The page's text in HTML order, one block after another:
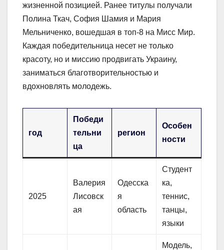
жизненной позицией. Ранее титулы получали
Полина Ткач, София Шамия и Мария
Мельниченко, вошедшая в топ-8 на Мисс Мир.
Каждая победительница несет не только
красоту, но и миссию продвигать Украину,
заниматься благотворительностью и
вдохновлять молодежь.
год
Победи
тельни
ца
регион
Особен
ности
2025
Валерия
Лисовск
ая
Одесска
я
область
Студент
ка,
теннис,
танцы,
языки
Модель,